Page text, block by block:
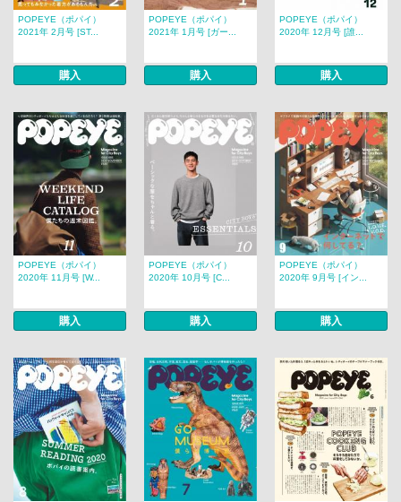
POPEYE（ポパイ）
2021年 2月号 [ST...
購入
POPEYE（ポパイ）
2021年 1月号 [ガー...
購入
POPEYE（ポパイ）
2020年 12月号 [誰...
購入
POPEYE（ポパイ）
2020年 11月号 [W...
購入
POPEYE（ポパイ）
2020年 10月号 [C...
購入
POPEYE（ポパイ）
2020年 9月号 [イン...
購入